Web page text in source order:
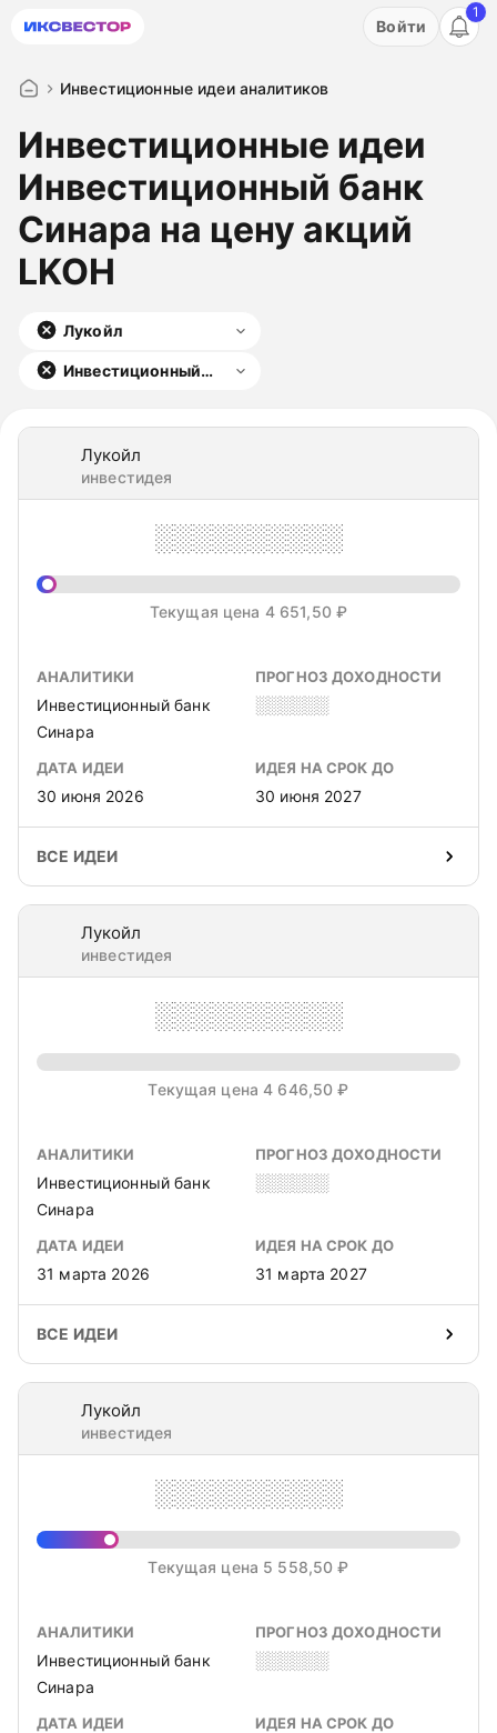
Акция: бесплатный пробный период на 3 дня!
Войти
1
Инвестиционные идеи аналитиков
Инвестиционные идеи
Инвестиционный банк
Синара на цену акций
LKOH
Лукойл
Инвестиционный
Лукойл
инвестидея
░░░░░░░░░░
Текущая цена 4 651,50 ₽
АНАЛИТИКИ
Инвестиционный банк
Синара
ПРОГНОЗ ДОХОДНОСТИ
░░░░░░
ДАТА ИДЕИ
30 июня 2026
ИДЕЯ НА СРОК ДО
30 июня 2027
ВСЕ ИДЕИ
Лукойл
инвестидея
░░░░░░░░░░
Текущая цена 4 646,50 ₽
АНАЛИТИКИ
Инвестиционный банк
Синара
ПРОГНОЗ ДОХОДНОСТИ
░░░░░░
ДАТА ИДЕИ
31 марта 2026
ИДЕЯ НА СРОК ДО
31 марта 2027
ВСЕ ИДЕИ
Лукойл
инвестидея
░░░░░░░░░░
Текущая цена 5 558,50 ₽
АНАЛИТИКИ
Инвестиционный банк
Синара
ПРОГНОЗ ДОХОДНОСТИ
░░░░░░
ДАТА ИДЕИ ИДЕЯ НА СРОК ДО